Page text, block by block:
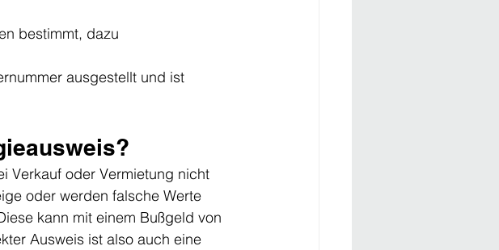
bestimmt, dazu
ausgestellt und ist
Verkauf oder Vermietung nicht
oder werden falsche Werte
kann mit einem Bußgeld von
Ausweis ist also auch eine